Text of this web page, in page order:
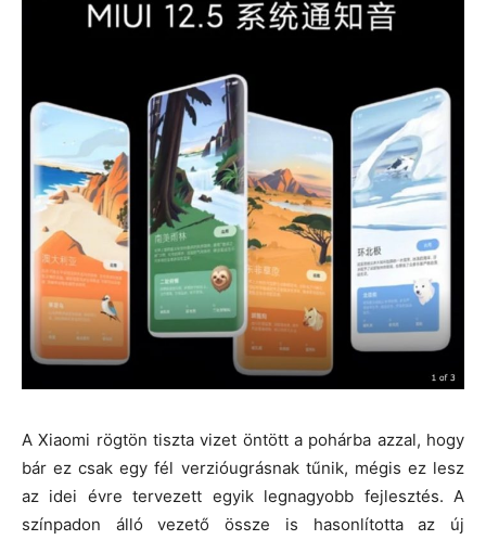
A Xiaomi rögtön tiszta vizet öntött a pohárba azzal, hogy
bár ez csak egy fél verzióugrásnak tűnik, mégis ez lesz
az idei évre tervezett egyik legnagyobb fejlesztés. A
színpadon álló vezető össze is hasonlította az új